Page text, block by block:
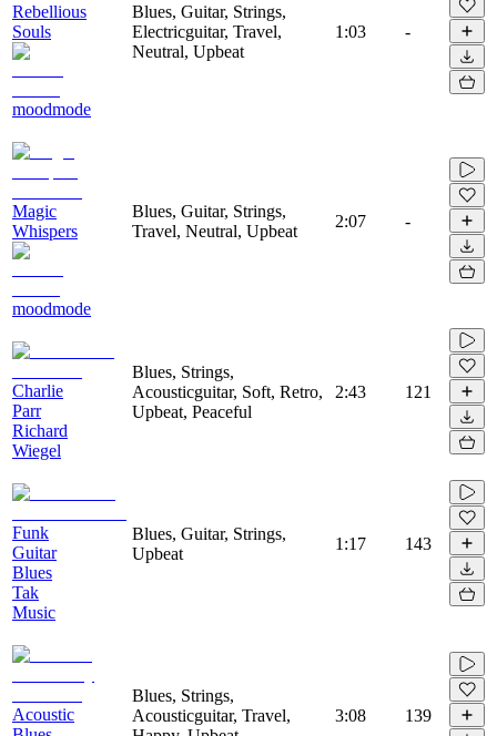
Rebellious
Souls
moodmode
Blues, Guitar, Strings,
Electricguitar, Travel,
Neutral, Upbeat
1:03 -
Magic
Whispers
moodmode
Blues, Guitar, Strings,
Travel, Neutral, Upbeat
2:07 -
Charlie
Parr
Richard
Wiegel
Blues, Strings,
Acousticguitar, Soft, Retro,
Upbeat, Peaceful
2:43 121
Funk
Guitar
Blues
Tak
Music
Blues, Guitar, Strings,
Upbeat
1:17 143
Acoustic
Blues, Strings,
Acousticguitar, Travel,
3:08 139